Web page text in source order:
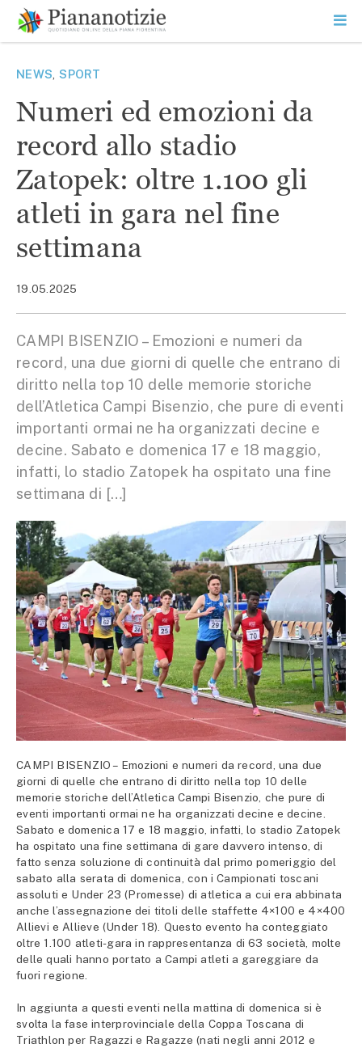
contenuto
SEARCH
NEWS ,SPORT
Numeri ed emozioni da
record allo stadio
Zatopek: oltre 1.100 gli
atleti in gara nel fine
settimana
19.05.2025
CAMPI BISENZIO – Emozioni e numeri da
record, una due giorni di quelle che entrano di
diritto nella top 10 delle memorie storiche
dell’Atletica Campi Bisenzio, che pure di eventi
importanti ormai ne ha organizzati decine e
decine. Sabato e domenica 17 e 18 maggio,
infatti, lo stadio Zatopek ha ospitato una fine
settimana di […]
CAMPI BISENZIO – Emozioni e numeri da record, una due
giorni di quelle che entrano di diritto nella top 10 delle
memorie storiche dell’Atletica Campi Bisenzio, che pure di
eventi importanti ormai ne ha organizzati decine e decine.
Sabato e domenica 17 e 18 maggio, infatti, lo stadio Zatopek
ha ospitato una fine settimana di gare davvero intenso, di
fatto senza soluzione di continuità dal primo pomeriggio del
sabato alla serata di domenica, con i Campionati toscani
assoluti e Under 23 (Promesse) di atletica a cui era abbinata
anche l’assegnazione dei titoli delle staffette 4×100 e 4×400
Allievi e Allieve (Under 18). Questo evento ha conteggiato
oltre 1.100 atleti-gara in rappresentanza di 63 società, molte
delle quali hanno portato a Campi atleti a gareggiare da
fuori regione.
In aggiunta a questi eventi nella mattina di domenica si è
svolta la fase interprovinciale della Coppa Toscana di
Triathlon per Ragazzi e Ragazze (nati negli anni 2012 e